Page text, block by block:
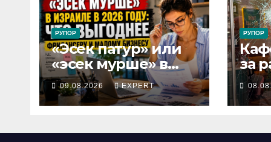
РУПОР
«Эсек патур» или
«эсек мурше» в
Израиле: что
выгоднее
фрилансеру и
09.08.2026 EXPERT
РУПОР
за